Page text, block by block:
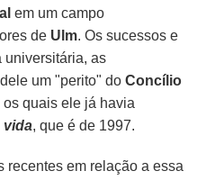
em um campo
de Ulm. Os sucessos e
universitária, as
um "perito" doConcílio
os quais ele já havia
vida, que é de 1997.
recentes em relação a essa